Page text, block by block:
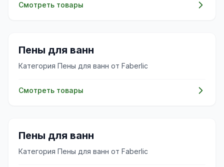
Смотреть товары
✨
Пены для ванн
Категория Пены для ванн от Faberlic
Смотреть товары
✨
Пены для ванн
Категория Пены для ванн от Faberlic